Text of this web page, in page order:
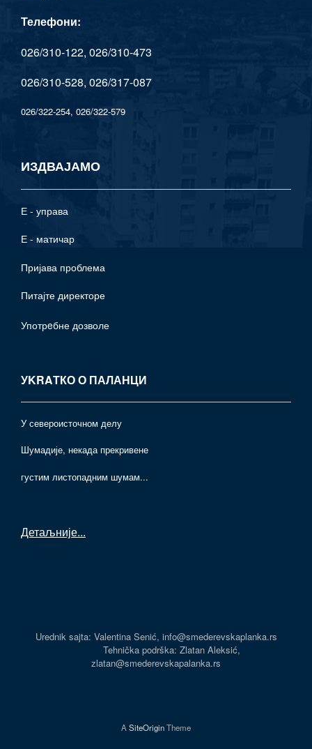
Телефони:
026/310-122, 026/310-473
026/310-528, 026/317-087
026/322-254, 026/322-579
ИЗДВАЈАМО
Е - управа
Е - матичар
Пријава проблема
Питајте директоре
Употрeбне дозволе
УKRAТКО О ПАЛАНЦИ
У североисточном делу
Шумадије, некада прекривене
густим листопадним шумам...
Детаљније...
Urednik sajta: Valentina Senić, info@smederevskaplanka.rs
Tehnička podrška: Zlatan Aleksić,
zlatan@smederevskapalanka.rs
A SiteOriginTheme